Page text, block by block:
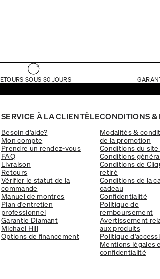
SOUS 30 JOURS
SERVICE À LA CLIENTÈLE
Besoin d'aide?
Mon compte
Prendre un rendez-vous
FAQ
Livraison
Retours
Vérifier le statut de la
commande
Manuel de montres
Plan d'entretien
professionnel
Garantie Diamant
Michael Hill
Options de financement
CONDITIONS &
Modalités &
de la promotion
Conditions du site
Conditions
Conditions de
retiré
Conditions de la
cadeau
Confidentialité
Politique de
remboursement
Avertissement
aux produits
Politique
Mentions légales
confidentialité